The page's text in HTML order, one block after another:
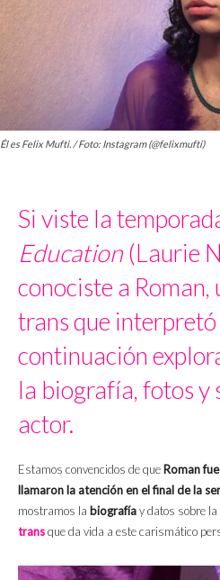
Él es Felix Mufti. / Foto: Instagram (@felixmufti)
Si viste la
Education(Laurie
conociste a Roman,
trans que
continuación
la biografía, fotos y
actor.
Estamos convencidos de que Roman
llamaron la atención en el final de la
mostramos la biografíay datos sobre la
transque da vida a este carismático